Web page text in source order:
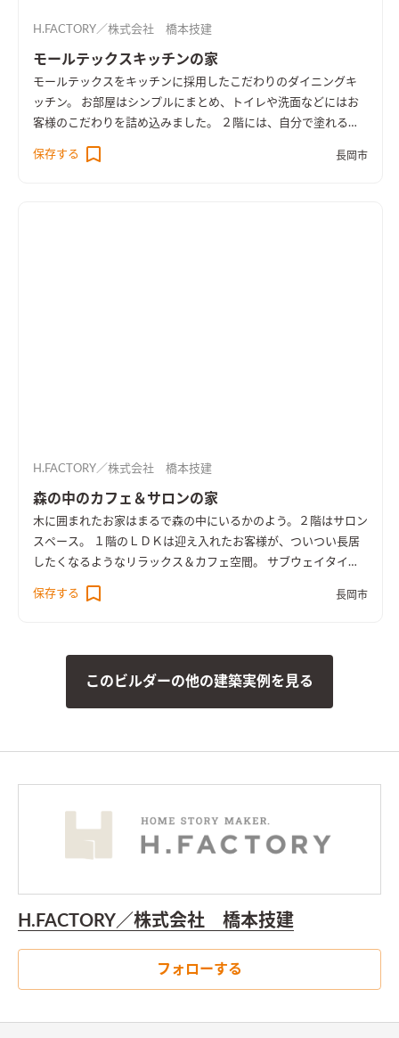
H.FACTORY／株式会社 橋本技建
モールテックスキッチンの家
モールテックスをキッチンに採用したこだわりのダイニングキ
ッチン。 お部屋はシンプルにまとめ、トイレや洗面などにはお
客様のこだわりを詰め込みました。 ２階には、自分で塗れるド
ア、パナソニックのクラフトレーベルでお客様に塗っていただ
き、お子さんも喜ぶステキなドアが出来上がりました。
保存する 長岡市
H.FACTORY／株式会社 橋本技建
森の中のカフェ＆サロンの家
木に囲まれたお家はまるで森の中にいるかのよう。２階はサロン
スペース。 １階のＬＤＫは迎え入れたお客様が、ついつい長居
したくなるようなリラックス＆カフェ空間。 サブウェイタイル
のキッチン背面の造作棚には、お気に入りを飾って『魅せる
棚』にも。
保存する 長岡市
このビルダーの他の建築実例を見る
H.FACTORY／株式会社 橋本技建
フォローする